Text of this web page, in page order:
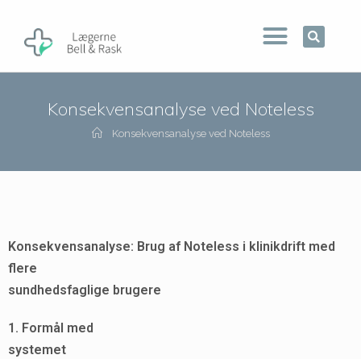
Konsekvensanalyse ved Noteless
Konsekvensanalyse ved Noteless
Konsekvensanalyse: Brug af Noteless i klinikdrift med
flere
sundhedsfaglige brugere
1. Formål med
systemet